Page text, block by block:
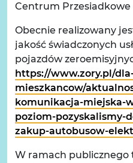
Centrum Przesiadkowe
Obecnie realizowany
jakość świadczonych
pojazdów
https://www.zory.pl/
mieszkancow/
komunikacja-miejska-
poziom-pozyskalismy-
zakup-autobusow-
W ramach